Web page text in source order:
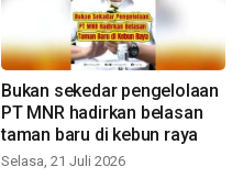
Bukan sekedar pengelolaan
PT MNR hadirkan belasan
taman baru di kebun raya
Selasa, 21 Juli 2026